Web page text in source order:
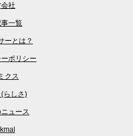
社
一覧
ーとは？
ポリシー
クス
(らしさ)
ュース